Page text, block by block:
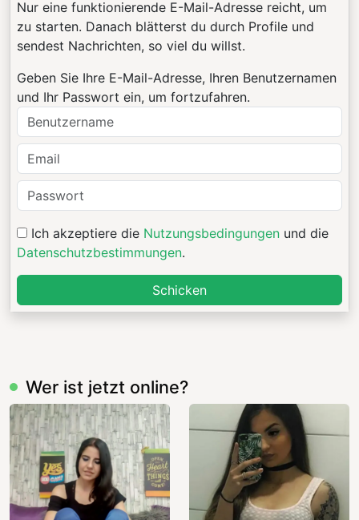
Nur eine funktionierende E-Mail-Adresse reicht, um
zu starten. Danach blätterst du durch Profile und
sendest Nachrichten, so viel du willst.
Geben Sie Ihre E-Mail-Adresse, Ihren Benutzernamen
und Ihr Passwort ein, um fortzufahren.
Ich akzeptiere die Nutzungsbedingungen und die
Datenschutzbestimmungen.
Schicken
Wer ist jetzt online?